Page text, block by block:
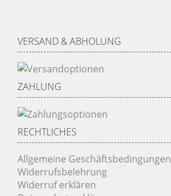
VERSAND & ABHOLUNG
ZAHLUNG
RECHTLICHES
Allgemeine Geschäftsbedingungen
Widerrufsbelehrung
Widerruf erklären